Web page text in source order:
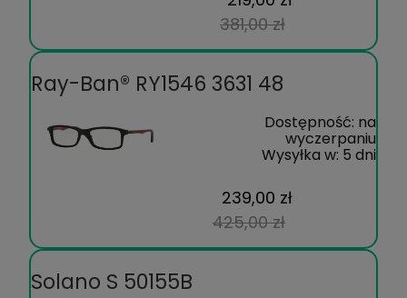
381,00 zł
Ray-Ban® RY1546 3631 48
Dostępność: na
wyczerpaniu
Wysyłka w: 5 dni
239,00 zł
425,00 zł
Solano S 50155B